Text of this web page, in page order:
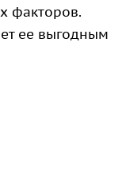
факторов.
ее выгодным